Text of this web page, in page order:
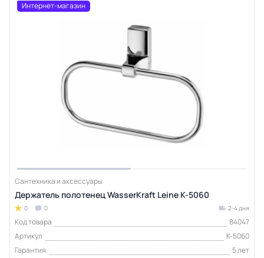
Интернет-магазин
Сантехника и аксессуары
Держатель полотенец WasserKraft Leine K-5060
0 0 2-4 дня
Код товара
84047
Артикул
K-5060
Гарантия
5 лет